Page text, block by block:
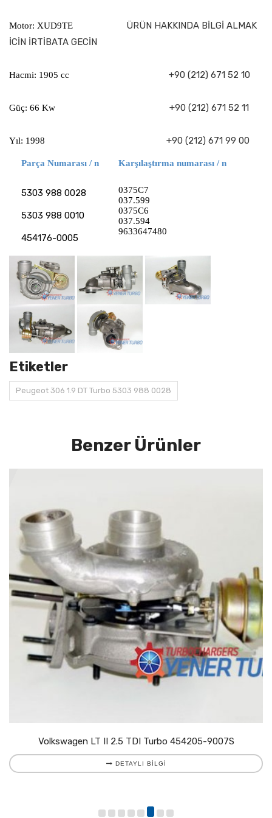
Motor: XUD9TE ÜRÜN HAKKINDA BİLGİ ALMAK
İCİN İRTİBATA GECİN
Hacmi: 1905 cc +90 (212) 671 52 10
Güç: 66 Kw +90 (212) 671 52 11
Yıl: 1998 +90 (212) 671 99 00
Parça Numarası / n
5303 988 0028
5303 988 0010
454176-0005
Karşılaştırma numarası / n
0375C7
037.599
0375C6
037.594
9633647480
Etiketler
Peugeot 306 1.9 DT Turbo 5303 988 0028
Benzer Ürünler
Volkswagen LT II 2.5 TDI Turbo 454205-9007S
DETAYLI BILGI